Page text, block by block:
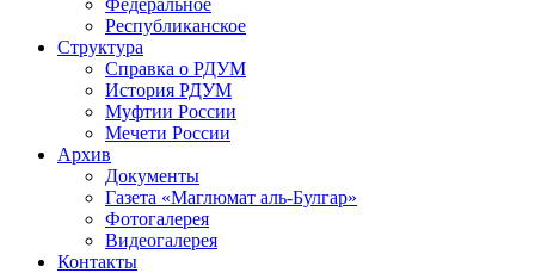
Федеральное
Республиканское
Структура
Справка о РДУМ
История РДУМ
Муфтии России
Мечети России
Архив
Документы
Газета «Маглюмат аль-Булгар»
Фотогалерея
Видеогалерея
Контакты